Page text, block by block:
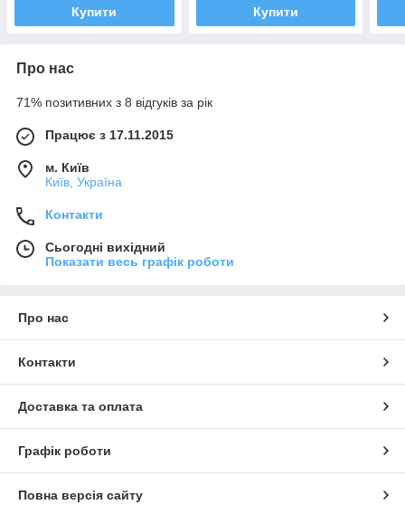
Купити Купити
Про нас
71% позитивних з 8 відгуків за рік
Працює з 17.11.2015
м. Київ
Київ, Україна
Контакти
Сьогодні вихідний
Показати весь графік роботи
Про нас
Контакти
Доставка та оплата
Графік роботи
Повна версія сайту